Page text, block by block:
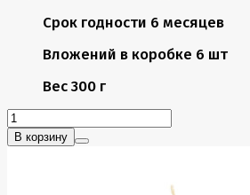
Срок годности 6 месяцев
Вложений в коробке 6 шт
Вес 300 г
В корзину